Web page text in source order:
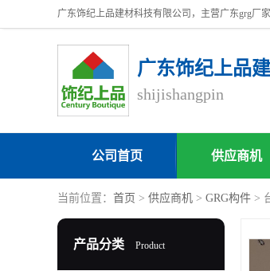
广东饰纪上品
shijishangpin
公司首页 供应商机
当前位置： 首页 > 供应商机 > GRG构件 >
产品分类 Product